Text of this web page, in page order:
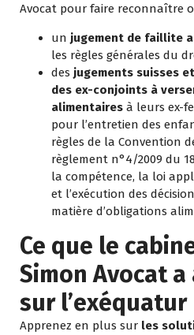
Avocat pour faire reconnaître
un jugement de faillite
les règles générales du
des jugements suisses
des ex-conjoints à
alimentaires à leurs ex-
pour l’entretien des
règles de la Convention
règlement n°4/2009 du
la compétence, la loi
et l’exécution des
matière d’obligations
Ce que le
Simon Avocat
sur l’exéquatur
Apprenez en plus sur les